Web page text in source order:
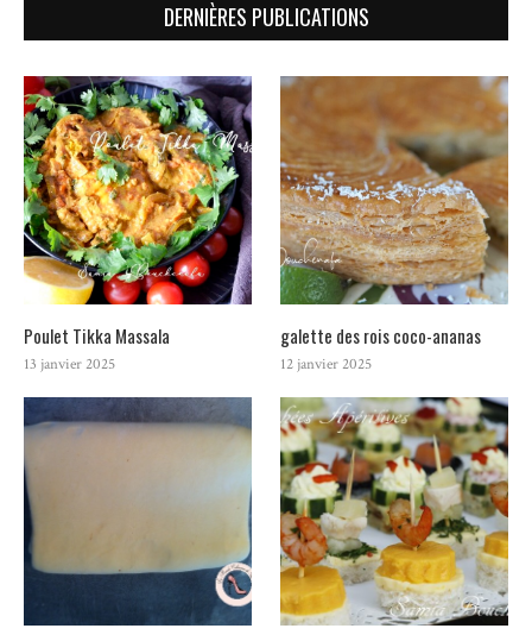
DERNIÈRES PUBLICATIONS
Poulet Tikka Massala
13 janvier 2025
galette des rois coco-ananas
12 janvier 2025